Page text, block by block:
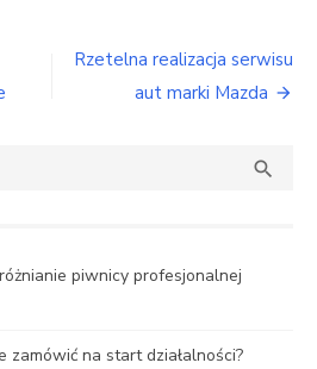
Rzetelna realizacja serwisu
aut marki Mazda

piwnicy profesjonalnej
zamówić na start działalności?